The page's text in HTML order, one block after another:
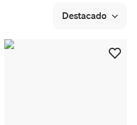
Destacado